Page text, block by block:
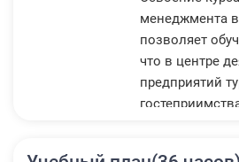
менеджмента
позволяет
что в центре
предприятий